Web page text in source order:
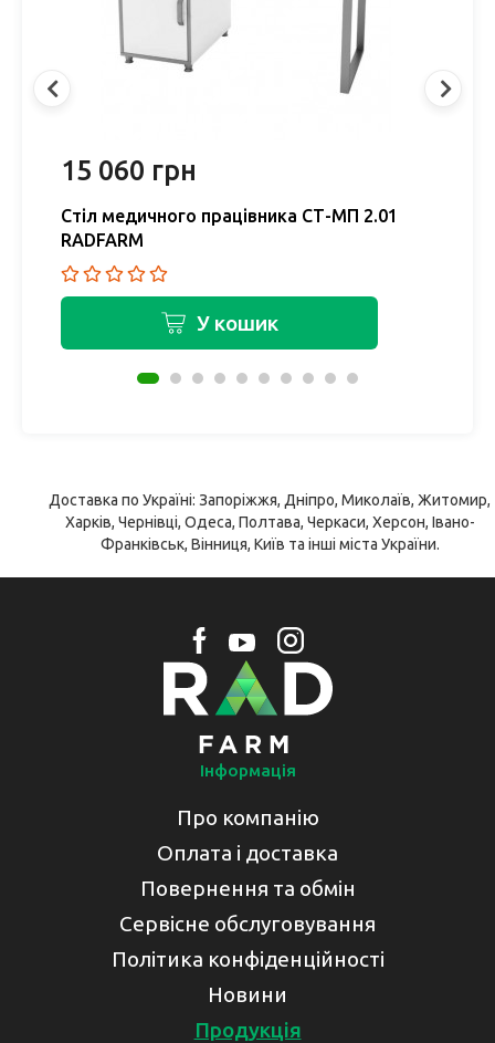
15 060 грн
Стіл медичного працівника СТ-МП 2.01
RADFARM
У кошик
Доставка по Україні: Запоріжжя, Дніпро, Миколаїв, Житомир,
Харків, Чернівці, Одеса, Полтава, Черкаси, Херсон, Івано-
Франківськ, Вінниця, Київ та інші міста України.
Інформація
Про компанію
Оплата і доставка
Повернення та обмін
Сервісне обслуговування
Політика конфіденційності
Новини
Продукція